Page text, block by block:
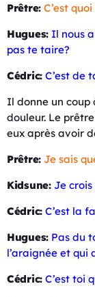
Prêtre: C’est
Hugues: Il nous
pas te taire?
Cédric: C’est de
Il donne un coup
douleur. Le
eux après avoir
Prêtre: Je sais
Kidsune: Je crois
Cédric: C’est la
Hugues: Pas du
l’araignée et qui
Cédric: C’est toi